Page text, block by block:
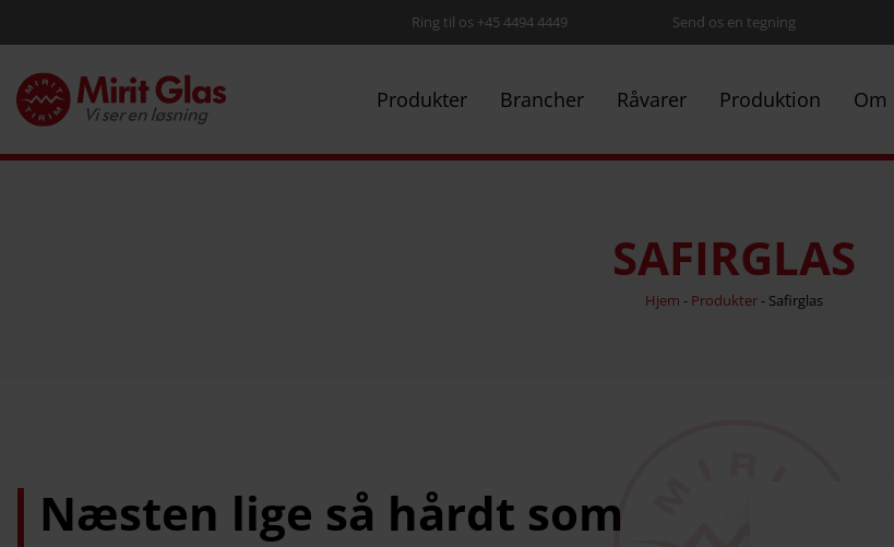
Ring til os +45 4494 4449 Send os en tegning
Produkter Brancher Råvarer Produktion
SAFIRGLAS
Hjem - Produkter- Safirglas
Næsten lige så hårdt som